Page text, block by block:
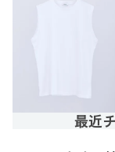
最近